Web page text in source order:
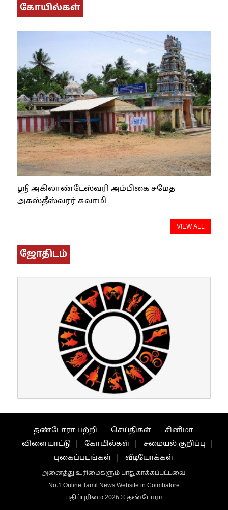
கோயில்கள்
ஸ்ரீ அகிலாண்டேஸ்வரி அம்பிகை சமேத
அகஸ்தீஸ்வரர் சுவாமி
VIEW ALL
ஜோதிடம்
தண்டோரா பற்றி செய்திகள்
சினிமா
விளையாட்டு
கோயில்கள்
சமையல் குறிப்பு
புகைப்படங்கள்
வீடியோக்கள்
அனைத்து உரிமைகளும் பாதுகாக்கப்பட்டவை
No.1 Online Tamil News Website in Coimbatore
பதிப்புரிமை 2026 © தண்டோரா